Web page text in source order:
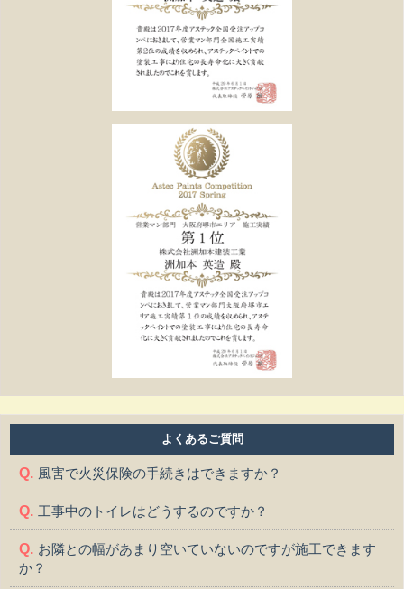
よくあるご質問
風害で火災保険の手続きはできますか？
工事中のトイレはどうするのですか？
お隣との幅があまり空いていないのですが施工できます
か？